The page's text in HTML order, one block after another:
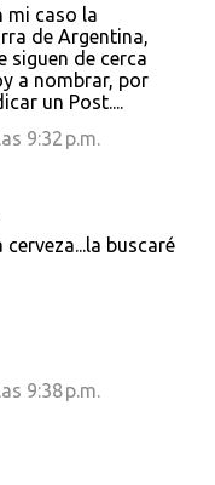
mi caso la
de Argentina,
siguen de cerca
a nombrar, por
un Post....
9:32 p.m.
buscaré
9:38 p.m.